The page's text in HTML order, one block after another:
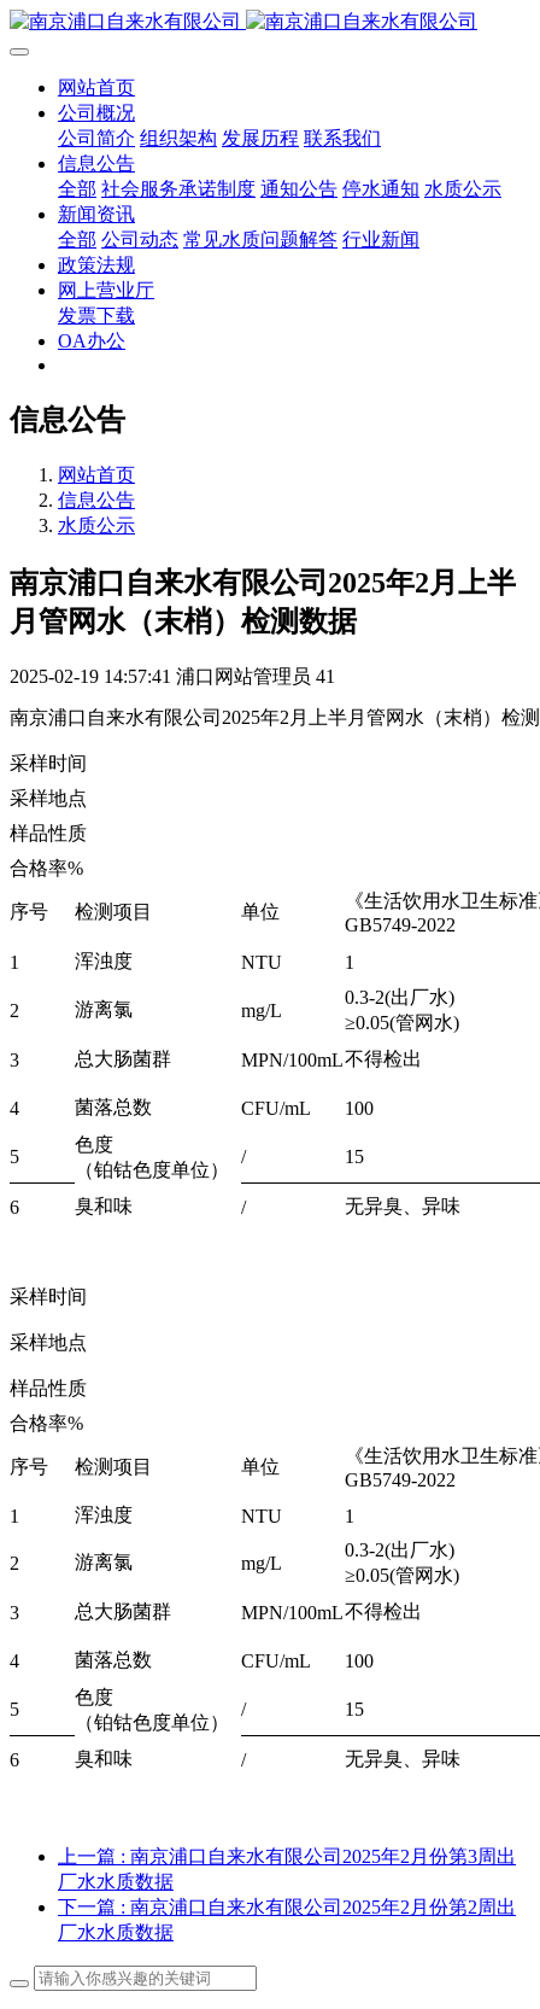
网站首页
公司概况
公司简介 组织架构 发展历程 联系我们
信息公告
全部 社会服务承诺制度 通知公告 停水通知 水质公示
新闻资讯
全部 公司动态 常见水质问题解答 行业新闻
政策法规
网上营业厅
发票下载
OA办公
信息公告
网站首页
信息公告
水质公示
南京浦口自来水有限公司2025年2月上半
月管网水（末梢）检测数据
2025-02-19 14:57:41 浦口网站管理员 41
南京浦口自来水有限公司2025年2月上半月管网水（末梢）检
采样时间
采样地点
样品性质
合格率%
序号 检测项目 单位
《生活饮用水卫生标
GB5749-2022
1
浑浊度 NTU 1
2 游离氯 mg/L
0.3-2(出厂水)
≥0.05(管网水)
3
总大肠菌群 MPN/100mL不得检出
4 菌落总数 CFU/mL 100
5
色度
/ 15
（铂钴色度单位）
6
臭和味 / 无异臭、异味
采样时间
采样地点
样品性质
合格率%
序号 检测项目 单位
《生活饮用水卫生标
GB5749-2022
1
浑浊度 NTU 1
2 游离氯 mg/L
0.3-2(出厂水)
≥0.05(管网水)
3
总大肠菌群 MPN/100mL不得检出
4 菌落总数 CFU/mL 100
5
色度
/ 15
（铂钴色度单位）
6
臭和味 / 无异臭、异味
上一篇 : 南京浦口自来水有限公司2025年2月份第3周出
厂水水质数据
下一篇 : 南京浦口自来水有限公司2025年2月份第2周出
厂水水质数据